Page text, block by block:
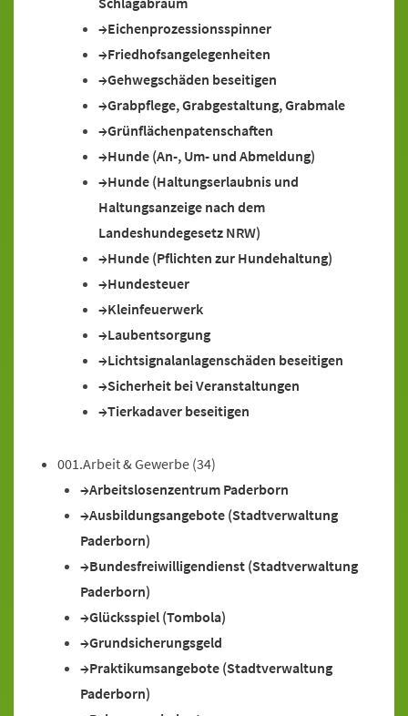
Eichenprozessionsspinner
Friedhofsangelegenheiten
Gehwegschäden beseitigen
Grabpflege, Grabgestaltung, Grabmale
Grünflächenpatenschaften
Hunde (An-, Um- und Abmeldung)
Hunde (Haltungserlaubnis und
Haltungsanzeige nach dem
Landeshundegesetz NRW)
Hunde (Pflichten zur Hundehaltung)
Hundesteuer
Kleinfeuerwerk
Laubentsorgung
Lichtsignalanlagenschäden beseitigen
Sicherheit bei Veranstaltungen
Tierkadaver beseitigen
001.Arbeit & Gewerbe (34)
Arbeitslosenzentrum Paderborn
Ausbildungsangebote (Stadtverwaltung
Paderborn)
Bundesfreiwilligendienst (Stadtverwaltung
Paderborn)
Glücksspiel (Tombola)
Grundsicherungsgeld
Praktikumsangebote (Stadtverwaltung
Paderborn)